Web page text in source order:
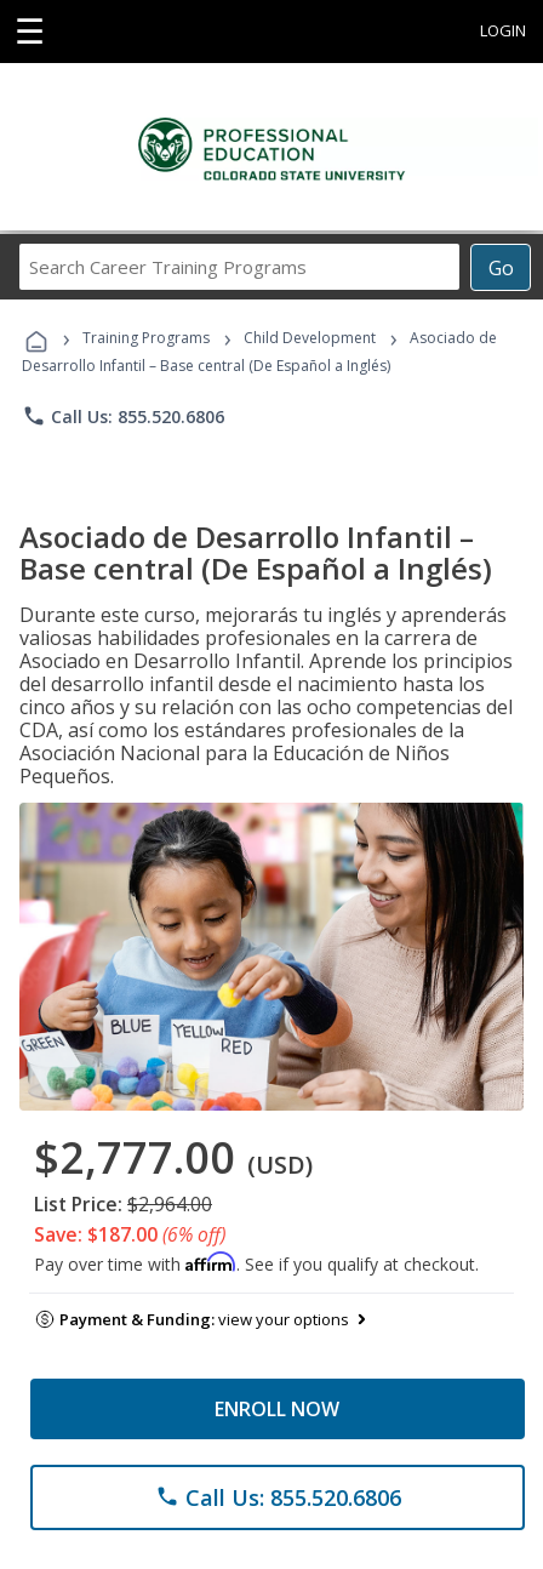
☰ LOGIN
Go
Career
Programs
› Training Programs › Child Development ›
Asociado de
Desarrollo Infantil – Base central (De Español a Inglés)
phone Call Us: 855.520.6806
Asociado de Desarrollo Infantil –
Base central (De Español a Inglés)
Durante este curso, mejorarás tu inglés y aprenderás
valiosas habilidades profesionales en la carrera de
Asociado en Desarrollo Infantil. Aprende los principios
del desarrollo infantil desde el nacimiento hasta los
cinco años y su relación con las ocho competencias del
CDA, así como los estándares profesionales de la
Asociación Nacional para la Educación de Niños
Pequeños.
$2,777.00 (USD)
List Price: $2,964.00
Save: $187.00(6% off)
Pay over time with Affirm. See if you qualify at checkout.
Payment & Funding:view your options
ENROLL NOW
phone Call Us: 855.520.6806